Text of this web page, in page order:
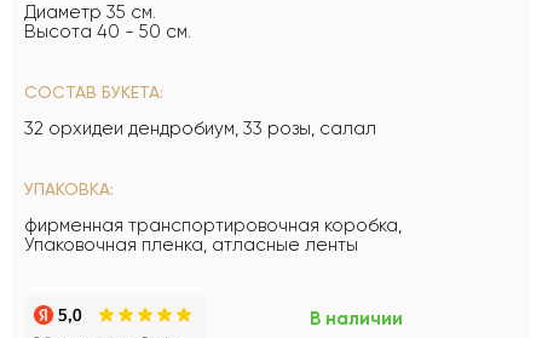
Диаметр 35 см.
Высота 40 - 50 см.
СОСТАВ БУКЕТА:
32 орхидеи дендробиум, 33 розы, салал
УПАКОВКА:
фирменная транспортировочная коробка,
Упаковочная пленка, атласные ленты
В наличии